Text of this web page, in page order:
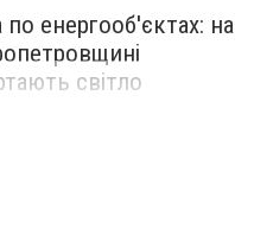
по енергооб'єктах: на
світло